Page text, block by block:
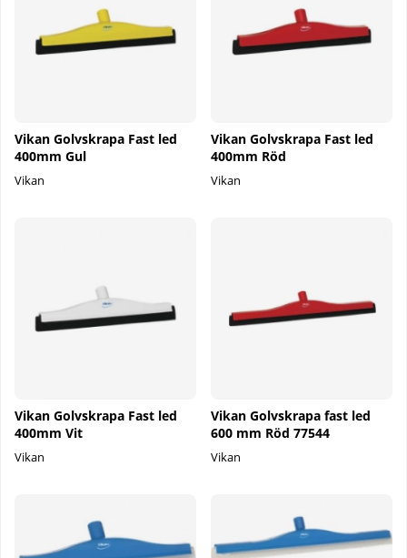
Vikan Golvskrapa Fast led
400mm Gul
Vikan
Vikan Golvskrapa Fast led
400mm Röd
Vikan
Vikan Golvskrapa Fast led
400mm Vit
Vikan
Vikan Golvskrapa fast led
600 mm Röd 77544
Vikan